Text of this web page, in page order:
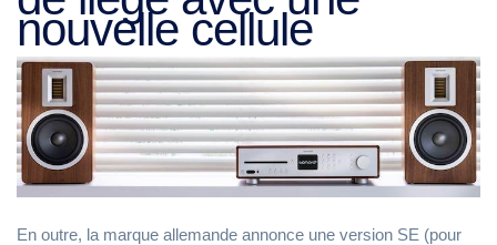
nouvelle cellule
En outre, la marque allemande annonce une version SE (pour